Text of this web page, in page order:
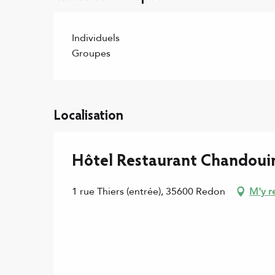
Individuels
Groupes
Localisation
Hôtel Restaurant
1 rue Thiers (entrée), 35600 Redon M'y